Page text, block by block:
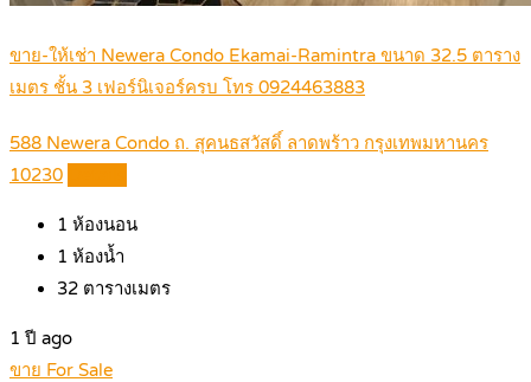
ขาย-ให้เช่า Newera Condo Ekamai-Ramintra ขนาด 32.5 ตาราง
เมตร ชั้น 3 เฟอร์นิเจอร์ครบ โทร 0924463883
588 Newera Condo ถ. สุคนธสวัสดิ์ ลาดพร้าว กรุงเทพมหานคร
10230
1 ห้องนอน
1 ห้องน้ำ
32 ตารางเมตร
1 ปี ago
ขาย For Sale